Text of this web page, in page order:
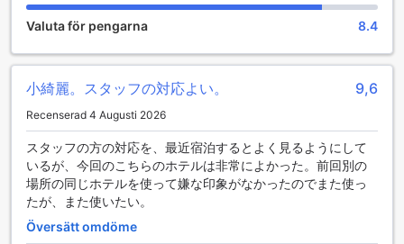
rad bekvämlighetsfaciliteter som säkerställer en smidig och
angenäm vistelse för alla gäster. Med gratis Wi-Fi i alla rum
och i de allmänna utrymmena kan du enkelt hålla kontakten
För dem som reser med mycket bagage finns det även
möjlighet till bagageförvaring, vilket gör det lättare att
utforska staden utan att behöva bära runt på tunga väskor.
Hotellet erbjuder också tvättservice och kemtvätt för att
hålla dina kläder fräscha under din vistelse. Om du föredrar
att sköta tvätten själv, finns det en praktisk tvättomat
tillgänglig. Dessutom finns det en automat med snacks och
drycker för att stilla hungern när som helst på dygnet. För
gäster som röker, finns det en avsedd rökplats, vilket gör
Valuta för pengarna 8.4
小綺麗。スタッフの対応よい。 9,6
Recenserad 4 Augusti 2026
スタッフの方の対応を、最近宿泊するとよく見るようにして
いるが、今回のこちらのホテルは非常によかった。前回別の
場所の同じホテルを使って嫌な印象がなかったのでまた使っ
たが、また使いたい。
Översätt omdöme